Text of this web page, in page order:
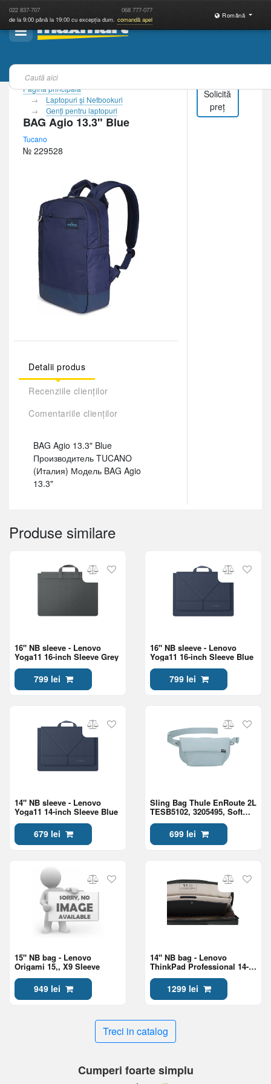
022 837-707 068 777-077
de la 9:00 până la 19:00 cu excepția dum. comandă apel
Română
Pagina principală
Laptopuri şi Netbookuri
Genţi pentru laptopuri
BAG Agio 13.3" Blue
Tucano
№ 229528
Detalii produs
Recenziile clienților
Comentariile clienților
BAG Agio 13.3" Blue
Производитель TUCANO
(Италия) Модель BAG Agio
13.3"
Solicită
preț
Produse similare
16" NB sleeve - Lenovo
Yoga11 16-inch Sleeve Grey
799 lei
16" NB sleeve - Lenovo
Yoga11 16-inch Sleeve Blue
799 lei
14" NB sleeve - Lenovo
Yoga11 14-inch Sleeve Blue
679 lei
Sling Bag Thule EnRoute 2L
TESB5102, 3205495, Soft
699 lei
15" NB bag - Lenovo
Origami 15,, X9 Sleeve
949 lei
14" NB bag - Lenovo
ThinkPad Professional 14-
1299 lei
Treci in catalog
Cumperi foarte simplu